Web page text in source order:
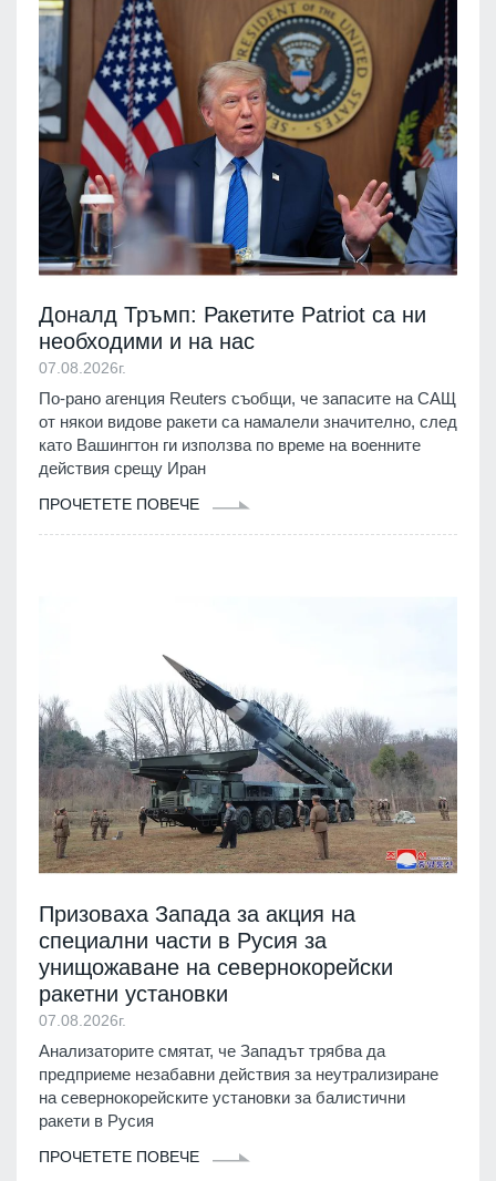
Доналд Тръмп: Ракетите Patriot са ни
необходими и на нас
07.08.2026г.
По-рано агенция Reuters съобщи, че запасите на САЩ
от някои видове ракети са намалели значително, след
като Вашингтон ги използва по време на военните
действия срещу Иран
ПРОЧЕТЕТЕ ПОВЕЧЕ
Призоваха Запада за акция на
специални части в Русия за
унищожаване на севернокорейски
ракетни установки
07.08.2026г.
Анализаторите смятат, че Западът трябва да
предприеме незабавни действия за неутрализиране
на севернокорейските установки за балистични
ракети в Русия
ПРОЧЕТЕТЕ ПОВЕЧЕ